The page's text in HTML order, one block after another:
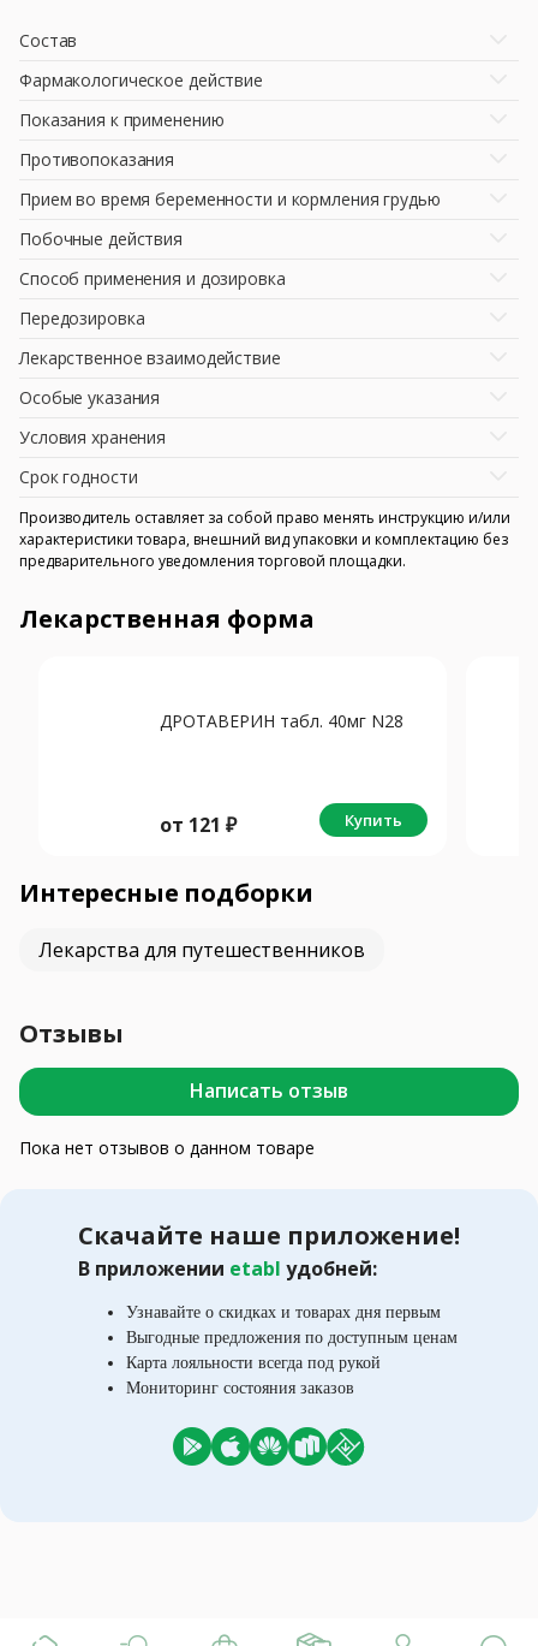
Состав
Фармакологическое действие
Показания к применению
Противопоказания
Прием во время беременности и кормления грудью
Побочные действия
Способ применения и дозировка
Передозировка
Лекарственное взаимодействие
Особые указания
Условия хранения
Срок годности
Производитель оставляет за собой право менять инструкцию и/или
характеристики товара, внешний вид упаковки и комплектацию без
предварительного уведомления торговой площадки.
Лекарственная форма
ДРОТАВЕРИН табл. 40мг N28
от 121 ₽ Купить
Интересные подборки
Лекарства для путешественников
Отзывы
Написать отзыв
Пока нет отзывов о данном товаре
Скачайте наше приложение!
В приложении etabl удобней:
Узнавайте о скидках и товарах дня первым
Выгодные предложения по доступным ценам
Карта лояльности всегда под рукой
Мониторинг состояния заказов